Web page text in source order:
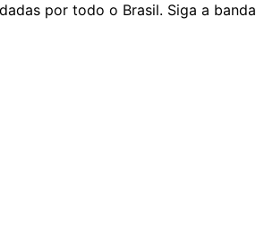
por todo o Brasil. Siga a banda